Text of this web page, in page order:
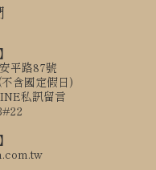
平路87號
含國定假日)
私訊留言